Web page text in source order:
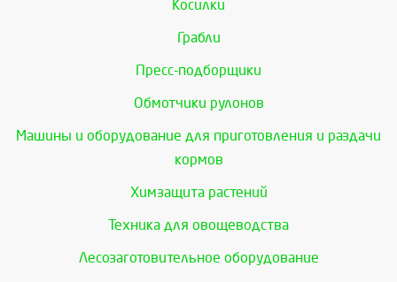
Косилки
Грабли
Пресс-подборщики
Обмотчики рулонов
Машины и оборудование для приготовления и раздачи
кормов
Химзащита растений
Техника для овощеводства
Лесозаготовительное оборудование